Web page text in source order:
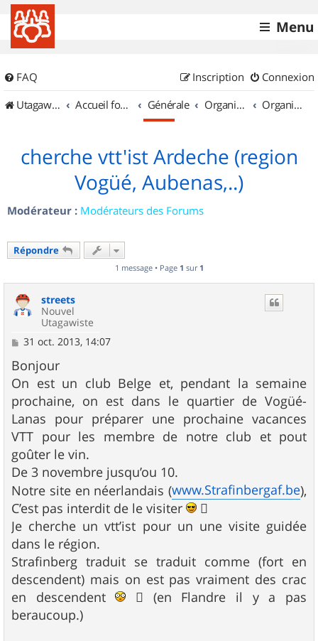
Menu
FAQ Connexion
Inscription
UtagawaVTT (Randos VTT et VTTAE avec traces GPS)
Accueil forum Générale Organisation de sorties & Recherche de partenaires Organisation de sorties en région Rhône Alpes
cherche vtt'ist Ardeche (region
Vogüé, Aubenas,..)
Modérateur : Modérateurs des Forums
Répondre
1 message • Page 1 sur 1
streets
Nouvel
Utagawiste
M
s
s
a
g
e
31 oct. 2013, 14:07
Bonjour
On est un club Belge et, pendant la semaine
prochaine, on est dans le quartier de Vogüé-
Lanas pour préparer une prochaine vacances
VTT pour les membre de notre club et pout
goûter le vin.
De 3 novembre jusqu’ou 10.
Notre site en néerlandais (www.Strafinbergaf.be),
C’est pas interdit de le visiter

Je cherche un vtt’ist pour un une visite guidée
dans le région.
Strafinberg traduit se traduit comme (fort en
descendent) mais on est pas vraiment des crac
en descendent
 (en Flandre il y a pas
beraucoup.)